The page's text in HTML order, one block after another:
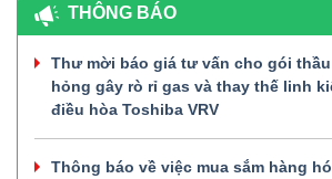
THÔNG BÁO
Thư mời báo giá tư vấn cho gói
hỏng gây rò rỉ gas và thay thế linh
điều hòa Toshiba VRV
Thông báo về việc mua sắm hàng